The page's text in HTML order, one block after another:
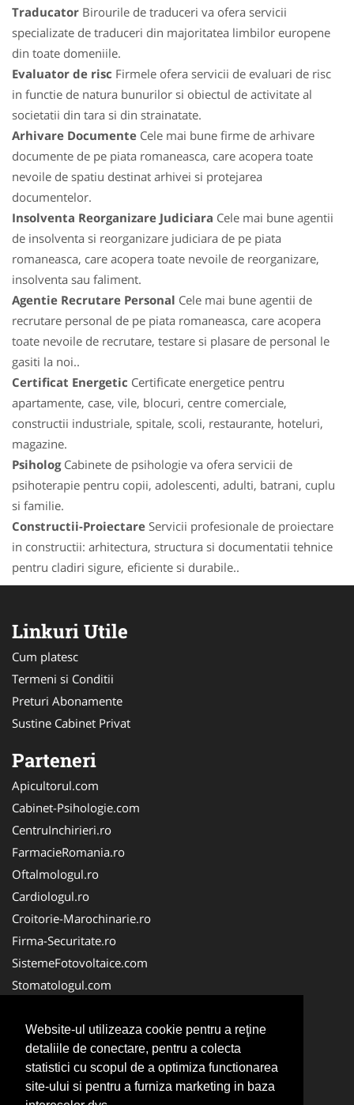
Website-ul utilizeaza cookie pentru a reţine
detaliile de conectare, pentru a colecta
statistici cu scopul de a optimiza functionarea
site-ului si pentru a furniza marketing in baza
Traducator Birourile de traduceri va ofera servicii
specializate de traduceri din majoritatea limbilor europene
din toate domeniile.
Evaluator de risc Firmele ofera servicii de evaluari de risc
in functie de natura bunurilor si obiectul de activitate al
societatii din tara si din strainatate.
Arhivare Documente Cele mai bune firme de arhivare
documente de pe piata romaneasca, care acopera toate
nevoile de spatiu destinat arhivei si protejarea
documentelor.
Insolventa Reorganizare Judiciara Cele mai bune agentii
de insolventa si reorganizare judiciara de pe piata
romaneasca, care acopera toate nevoile de reorganizare,
insolventa sau faliment.
Agentie Recrutare Personal Cele mai bune agentii de
recrutare personal de pe piata romaneasca, care acopera
toate nevoile de recrutare, testare si plasare de personal le
gasiti la noi..
Certificat Energetic Certificate energetice pentru
apartamente, case, vile, blocuri, centre comerciale,
constructii industriale, spitale, scoli, restaurante, hoteluri,
magazine.
PsihologCabinete de psihologie va ofera servicii de
psihoterapie pentru copii, adolescenti, adulti, batrani, cuplu
si familie.
Constructii-Proiectare Servicii profesionale de proiectare
in constructii: arhitectura, structura si documentatii tehnice
pentru cladiri sigure, eficiente si durabile..
Linkuri Utile
Cum platesc
Termeni si Conditii
Preturi Abonamente
Sustine Cabinet Privat
Parteneri
Apicultorul.com
Cabinet-Psihologie.com
CentruInchirieri.ro
FarmacieRomania.ro
Oftalmologul.ro
Cardiologul.ro
Croitorie-Marochinarie.ro
Firma-Securitate.ro
SistemeFotovoltaice.com
Stomatologul.com
Birouri-Cadastru.ro
Cabinet-Individual.ro
CramaVinuri.ro
InstalatiiSolare.com